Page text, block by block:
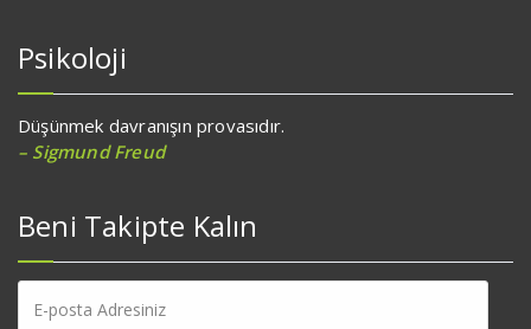
Psikoloji
Düşünmek davranışın provasıdır.
– Sigmund Freud
Beni Takipte Kalın
posta